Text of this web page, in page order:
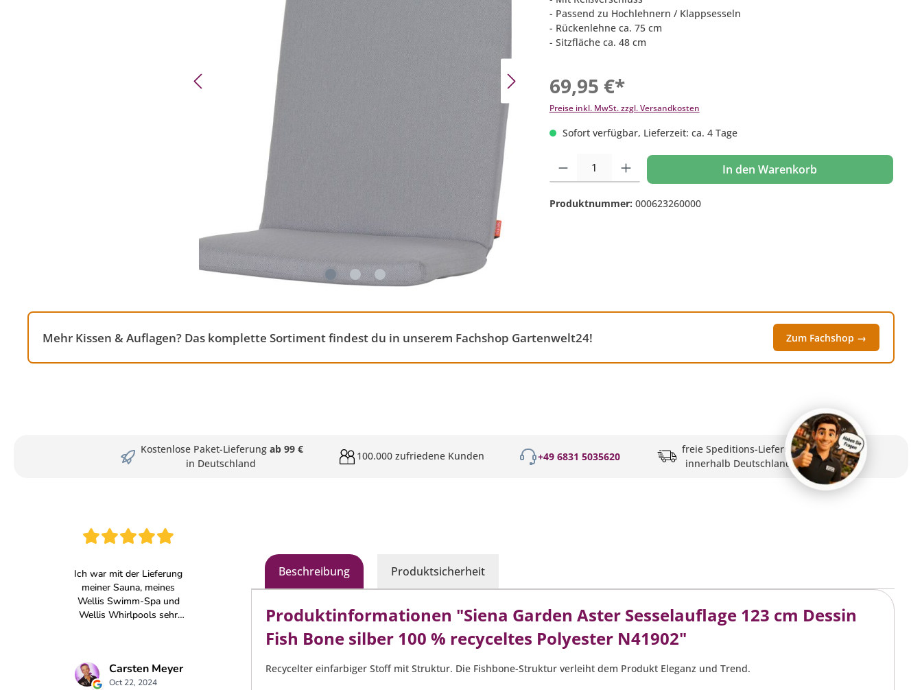
- Passend zu Hochlehnern / Klappsesseln
- Rückenlehne ca. 75 cm
- Sitzfläche ca. 48 cm
69,95 €*
Preise inkl. MwSt. zzgl. Versandkosten
Sofort verfügbar, Lieferzeit: ca. 4 Tage
Produkt Anzahl: Gib den gewünschten Wert ein oder benutze die Schaltflächen um die
In den Warenkorb
Produktnummer: 000623260000
Mehr Kissen & Auflagen? Das komplette Sortiment findest du in unserem Fachshop Gartenwelt24! Zum Fachshop →
Kostenlose Paket-Lieferung ab 99 €
in Deutschland
100.000 zufriedene Kunden +49 6831 5035620
freie Speditions-Lieferung
innerhalb Deutschlands
Beschreibung Produktsicherheit
Produktinformationen "Siena Garden Aster Sesselauflage 123 cm Dessin
Fish Bone silber 100 % recyceltes Polyester N41902"
Recycelter einfarbiger Stoff mit Struktur. Die Fishbone-Struktur verleiht dem Produkt Eleganz und Trend.